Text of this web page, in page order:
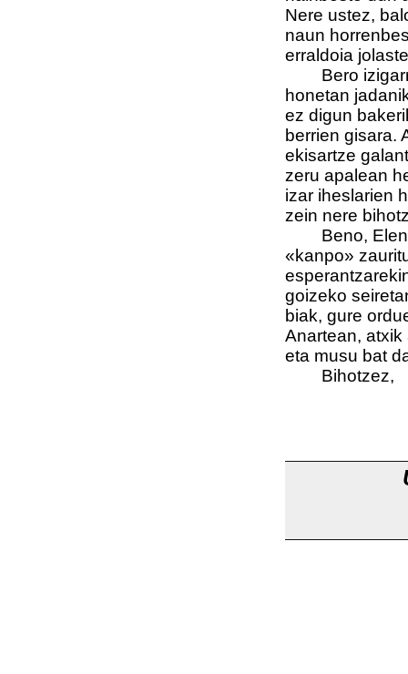
Nere ustez,
naun
erraldoia
Bero
honetan
ez digun
berrien gisara.
ekisartze
zeru apalean
izar iheslarien
zein nere
Beno, Elena
«kanpo»
goizeko
biak, gure
Anartean,
eta musu bat
Bihotzez,